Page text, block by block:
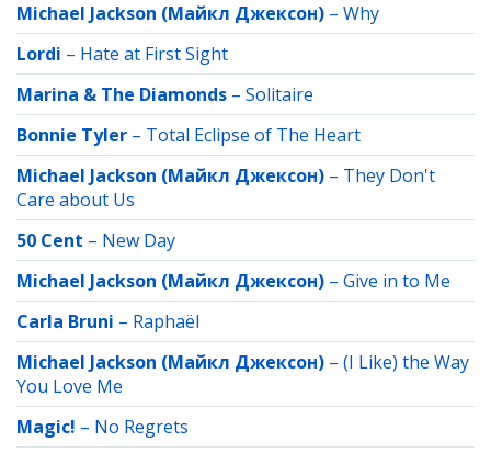
Michael Jackson (Майкл Джексон) – Why
Lordi – Hate at First Sight
Marina & The Diamonds – Solitaire
Bonnie Tyler – Total Eclipse of The Heart
Michael Jackson (Майкл Джексон) – They Don't
Care about Us
50 Cent – New Day
Michael Jackson (Майкл Джексон) – Give in to Me
Carla Bruni – Raphaёl
Michael Jackson (Майкл Джексон) – (I Like) the Way
You Love Me
Magic! – No Regrets